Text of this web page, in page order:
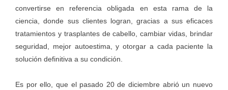
convertirse en referencia obligada en esta rama de la
ciencia, donde sus clientes logran, gracias a sus eficaces
tratamientos y trasplantes de cabello, cambiar vidas, brindar
seguridad, mejor autoestima, y otorgar a cada paciente la
solución definitiva a su condición.
Es por ello, que el pasado 20 de diciembre abrió un nuevo